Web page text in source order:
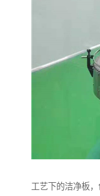
工艺下的洁净板